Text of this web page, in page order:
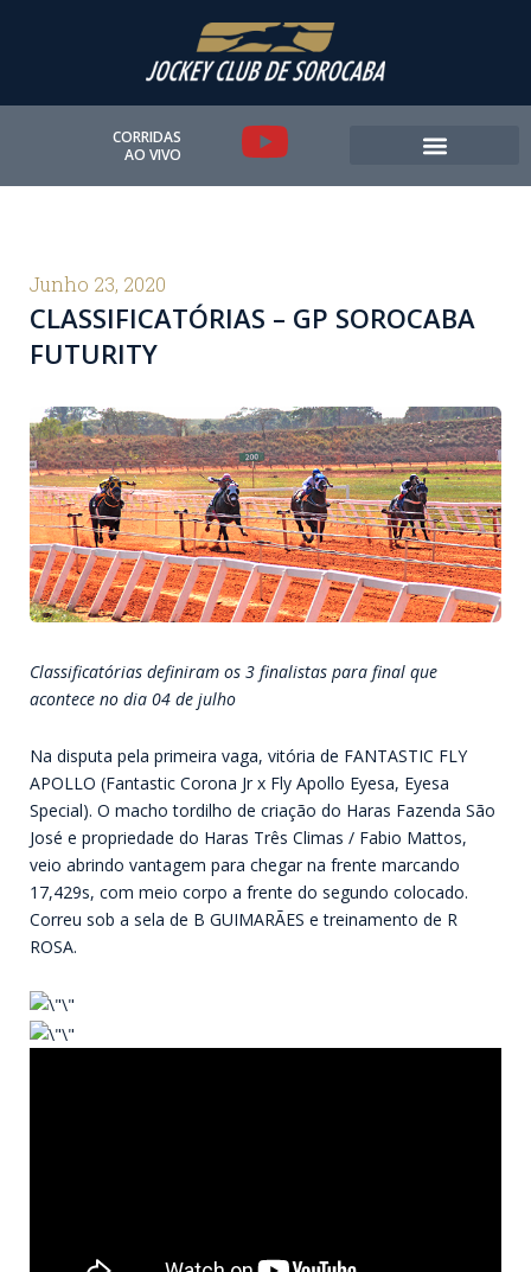
CORRIDAS
AO VIVO
Y
o
u
e
Junho 23, 2020
CLASSIFICATÓRIAS – GP SOROCABA
FUTURITY
Classificatórias definiram os 3 finalistas para final que
acontece no dia 04 de julho
Na disputa pela primeira vaga, vitória de FANTASTIC FLY
APOLLO (Fantastic Corona Jr x Fly Apollo Eyesa, Eyesa
Special). O macho tordilho de criação do Haras Fazenda São
José e propriedade do Haras Três Climas / Fabio Mattos,
veio abrindo vantagem para chegar na frente marcando
17,429s, com meio corpo a frente do segundo colocado.
Correu sob a sela de B GUIMARÃES e treinamento de R
ROSA.